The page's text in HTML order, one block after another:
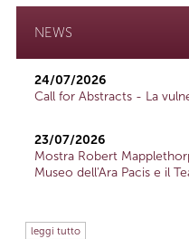
NEWS
24/07/2026
Call for Abstracts - La
23/07/2026
Mostra Robert
Museo dell'Ara Pacis e il
leggi tutto